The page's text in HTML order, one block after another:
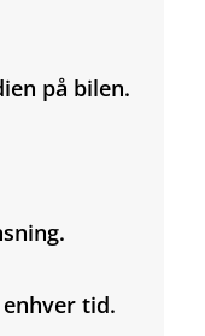
på bilen.
tid.